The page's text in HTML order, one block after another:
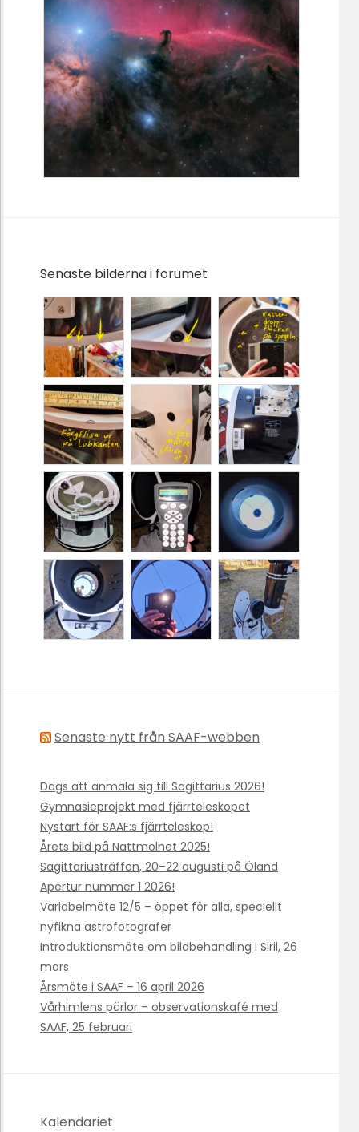
Senaste bilderna i forumet
Senaste nytt från SAAF-webben
Dags att anmäla sig till Sagittarius 2026!
Gymnasieprojekt med fjärrteleskopet
Nystart för SAAF:s fjärrteleskop!
Årets bild på Nattmolnet 2025!
Sagittariusträffen, 20–22 augusti på Öland
Apertur nummer 1 2026!
Variabelmöte 12/5 – öppet för alla, speciellt
nyfikna astrofotografer
Introduktionsmöte om bildbehandling i Siril, 26
mars
Årsmöte i SAAF – 16 april 2026
Vårhimlens pärlor – observationskafé med
SAAF, 25 februari
Kalendariet